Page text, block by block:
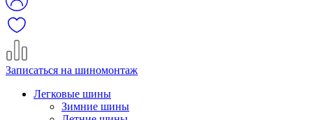
Записаться на шиномонтаж
Легковые шины
Зимние шины